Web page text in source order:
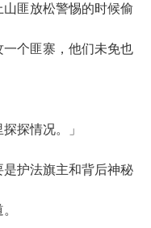
匪放松警惕的时候偷
个匪寨，他们未免也
探情况。」
护法旗主和背后神秘